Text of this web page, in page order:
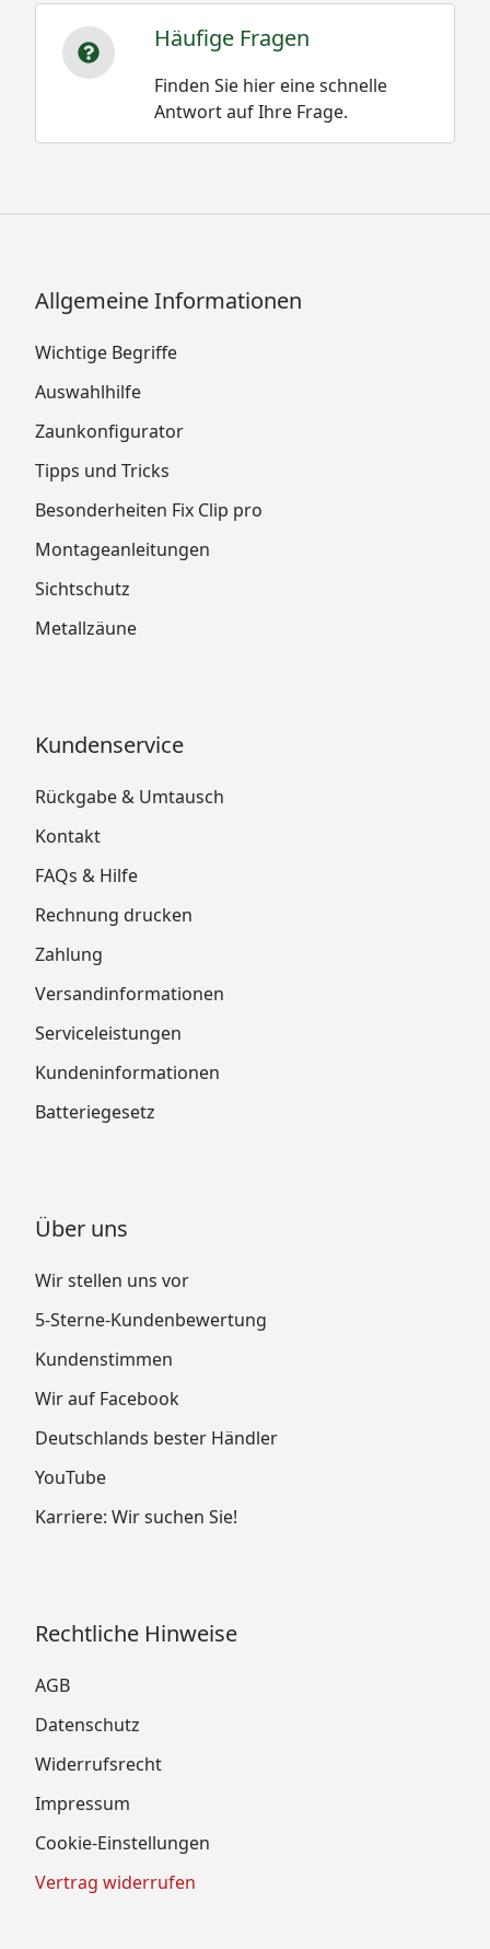
Häufige Fragen
Finden Sie hier eine schnelle
Antwort auf Ihre Frage.
Allgemeine Informationen
Wichtige Begriffe
Auswahlhilfe
Zaunkonfigurator
Tipps und Tricks
Besonderheiten Fix Clip pro
Montageanleitungen
Sichtschutz
Metallzäune
Kundenservice
Rückgabe & Umtausch
Kontakt
FAQs & Hilfe
Rechnung drucken
Zahlung
Versandinformationen
Serviceleistungen
Kundeninformationen
Batteriegesetz
Über uns
Wir stellen uns vor
5-Sterne-Kundenbewertung
Kundenstimmen
Wir auf Facebook
Deutschlands bester Händler
YouTube
Karriere: Wir suchen Sie!
Rechtliche Hinweise
AGB
Datenschutz
Widerrufsrecht
Impressum
Cookie-Einstellungen
Vertrag widerrufen